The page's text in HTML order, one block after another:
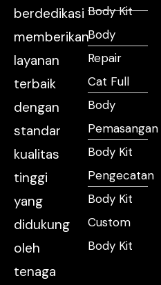
berdedikasi
memberikan
layanan
terbaik
dengan
standar
kualitas
tinggi
yang
didukung
oleh
tenaga
Body Kit
Body
Repair
Cat Full
Body
Pemasangan
Body Kit
Pengecatan
Body Kit
Custom
Body Kit